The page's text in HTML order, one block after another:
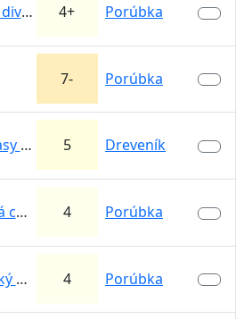
Volanie divočiny 4+ Porúbka
7- Porúbka
Staré časy (Vstupná veža) 5 Dreveník
Magická cesta 4 Porúbka
Porubský komín 4 Porúbka